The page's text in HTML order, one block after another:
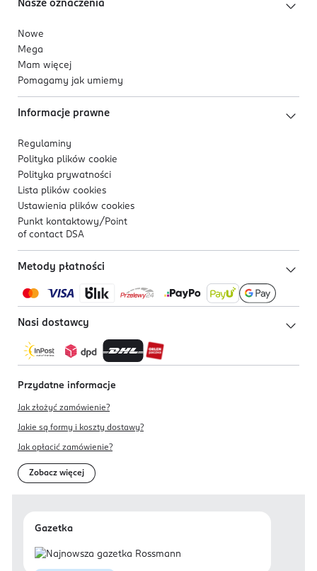
Nasze oznaczenia
Nowe
Mega
Mam więcej
Pomagamy jak umiemy
Informacje prawne
Regulaminy
Polityka plików cookie
Polityka prywatności
Lista plików cookies
Ustawienia plików cookies
Punkt kontaktowy/ Point
of contact DSA
Metody płatności
Nasi dostawcy
Przydatne informacje
Jak złożyć zamówienie?
Jakie są formy i koszty dostawy?
Jak opłacić zamówienie?
Zobacz więcej
Gazetka